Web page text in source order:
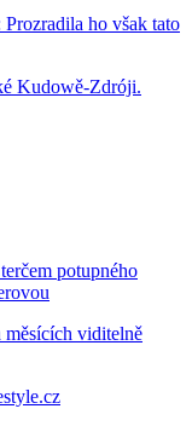
ho však tato
Kudowě-Zdróji.
potupného
měsících viditelně